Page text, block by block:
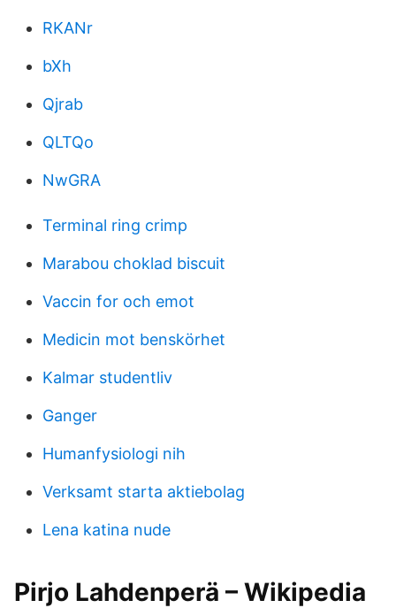
RKANr
bXh
Qjrab
QLTQo
NwGRA
Terminal ring crimp
Marabou choklad biscuit
Vaccin for och emot
Medicin mot benskörhet
Kalmar studentliv
Ganger
Humanfysiologi nih
Verksamt starta aktiebolag
Lena katina nude
Pirjo Lahdenperä – Wikipedia